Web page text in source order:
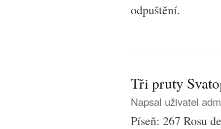
odpuštění.
Tři pruty
Napsal uživatel
Píseň: 267 Rosu